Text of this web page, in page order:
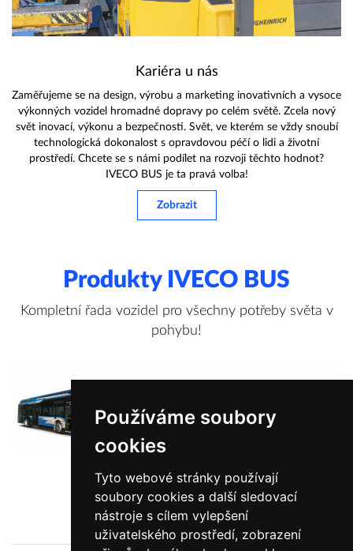
Používáme soubory
cookies
Tyto webové stránky používají
soubory cookies a další sledovací
nástroje s cílem vylepšení
uživatelského prostředí, zobrazení
Kariéra u nás
Zaměřujeme se na design, výrobu a marketing inovativních a vysoce
výkonných vozidel hromadné dopravy po celém světě. Zcela nový
svět inovací, výkonu a bezpečnosti. Svět, ve kterém se vždy snoubí
technologická dokonalost s opravdovou péčí o lidi a životní
prostředí. Chcete se s námi podílet na rozvoji těchto hodnot?
IVECO BUS je ta pravá volba!
Zobrazit
Produkty IVECO BUS
Kompletní řada vozidel pro všechny potřeby světa v
pohybu!
Zobrazit více informací